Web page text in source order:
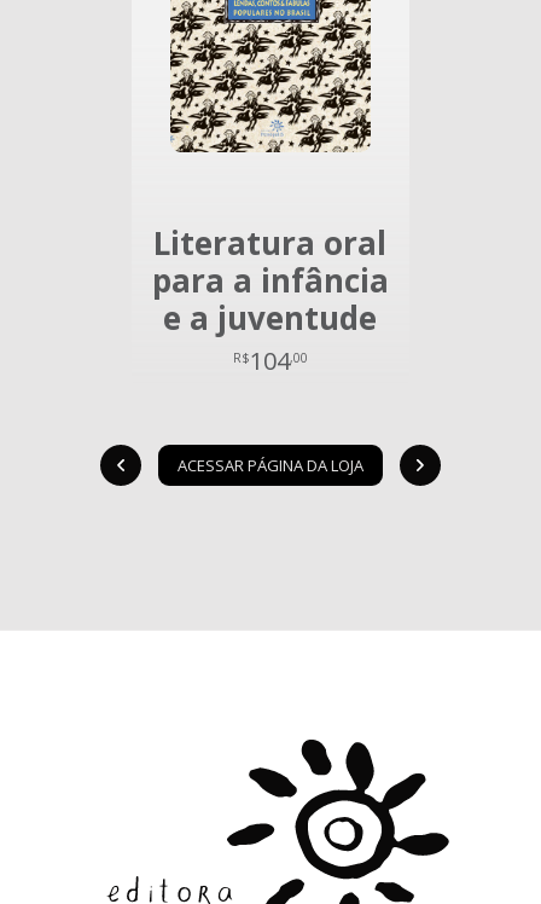
Literatura oral
para a infância
e a juventude
R$104,00
ACESSAR PÁGINA DA LOJA